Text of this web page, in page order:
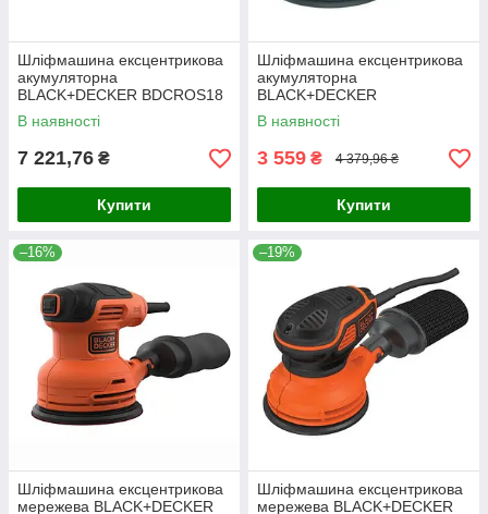
Шліфмашина ексцентрикова
акумуляторна
BLACK+DECKER BDCROS18
В наявності
7 221,76 ₴
Купити
Шліфмашина ексцентрикова
акумуляторна
BLACK+DECKER
BDCROS18N
В наявності
3 559 ₴ 4 379,96 ₴
Купити
–16%
Шліфмашина ексцентрикова
мережева BLACK+DECKER
–19%
Шліфмашина ексцентрикова
мережева BLACK+DECKER